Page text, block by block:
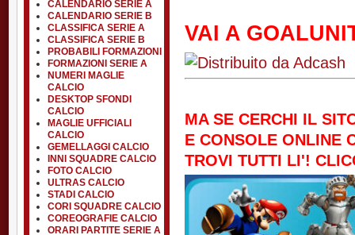
CALENDARIO SERIE A
CALENDARIO SERIE B
CLASSIFICA SERIE A
CLASSIFICA SERIE B
PROBABILI FORMAZIONI
FORMAZIONI SERIE A
NUMERI MAGLIE
CALCIO
DESKTOP SFONDI
CALCIO
MAGLIE UFFICIALI
CALCIO
GEMELLAGGI CALCIO
INNI SQUADRE CALCIO
FOTO CALCIO
ULTRAS CALCIO
STADI CALCIO
CORI SQUADRE CALCIO
COREOGRAFIE CALCIO
ORARI PARTITE SERIE A
VAI A
MA SE CERCHI IL
E CONSOLE ONLINE
TROVI TUTTI LI'!